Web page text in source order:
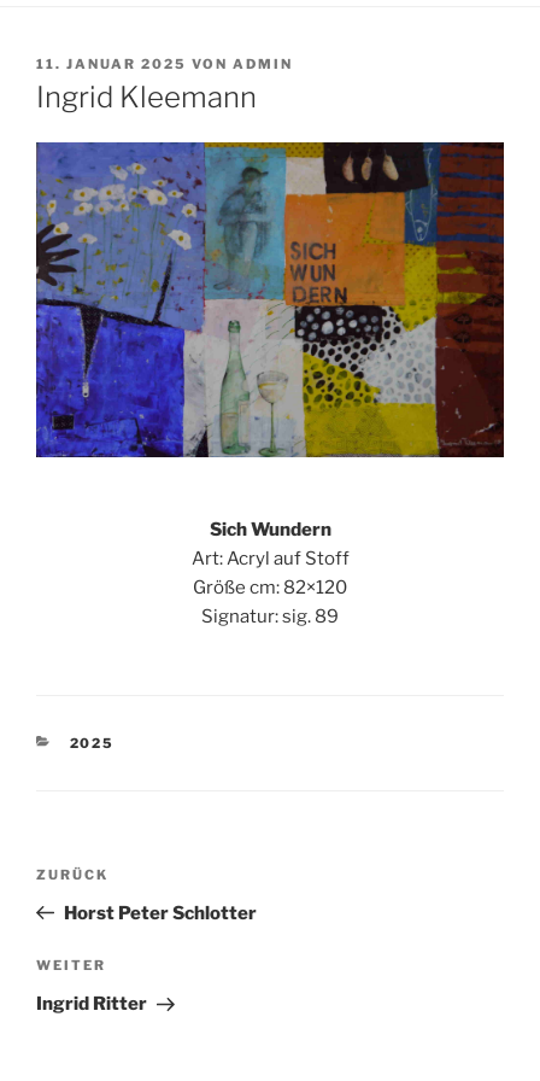
VERÖFFENTLICHT
AM
11. JANUAR 2025 VON ADMIN
Ingrid Kleemann
Sich Wundern
Art: Acryl auf Stoff
Größe cm: 82×120
Signatur: sig. 89
KATEGORIEN
2025
Beitragsnavigation
Vorheriger
Beitrag
ZURÜCK
Horst Peter Schlotter
Nächster
Beitrag
WEITER
Ingrid Ritter